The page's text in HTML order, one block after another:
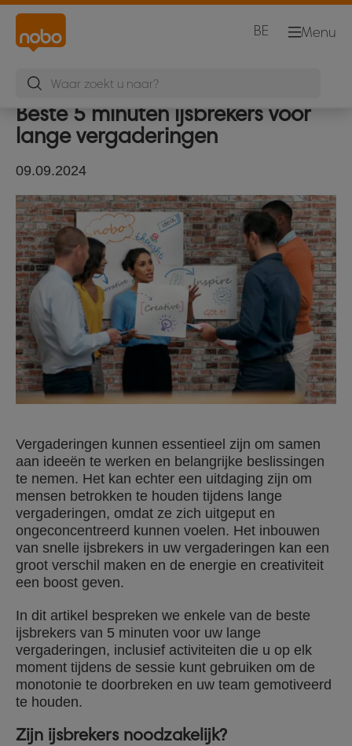
Menu
BE
Beste 5 minuten ijsbrekers voor
lange vergaderingen
09.09.2024
Vergaderingen kunnen essentieel zijn om samen
aan ideeën te werken en belangrijke beslissingen
te nemen. Het kan echter een uitdaging zijn om
mensen betrokken te houden tijdens lange
vergaderingen, omdat ze zich uitgeput en
ongeconcentreerd kunnen voelen. Het inbouwen
van snelle ijsbrekers in uw vergaderingen kan een
groot verschil maken en de energie en creativiteit
een boost geven.
In dit artikel bespreken we enkele van de beste
ijsbrekers van 5 minuten voor uw lange
vergaderingen, inclusief activiteiten die u op elk
moment tijdens de sessie kunt gebruiken om de
monotonie te doorbreken en uw team gemotiveerd
te houden.
Zijn ijsbrekers noodzakelijk?